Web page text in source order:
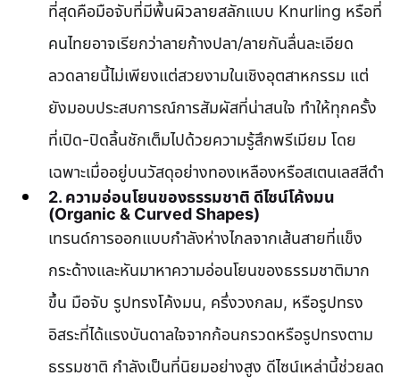
ที่สุดคือมือจับที่มีพื้นผิวลายสลักแบบ Knurling หรือที่
คนไทยอาจเรียกว่าลายก้างปลา/ลายกันลื่นละเอียด
ลวดลายนี้ไม่เพียงแต่สวยงามในเชิงอุตสาหกรรม แต่
ยังมอบประสบการณ์การสัมผัสที่น่าสนใจ ทำให้ทุกครั้ง
ที่เปิด-ปิดลิ้นชักเต็มไปด้วยความรู้สึกพรีเมียม โดย
เฉพาะเมื่ออยู่บนวัสดุอย่างทองเหลืองหรือสเตนเลสสีดำ
2. ความอ่อนโยนของธรรมชาติ ดีไซน์โค้งมน
(Organic & Curved Shapes)
เทรนด์การออกแบบกำลังห่างไกลจากเส้นสายที่แข็ง
กระด้างและหันมาหาความอ่อนโยนของธรรมชาติมาก
ขึ้น มือจับ รูปทรงโค้งมน, ครึ่งวงกลม, หรือรูปทรง
อิสระที่ได้แรงบันดาลใจจากก้อนกรวดหรือรูปทรงตาม
ธรรมชาติ กำลังเป็นที่นิยมอย่างสูง ดีไซน์เหล่านี้ช่วยลด